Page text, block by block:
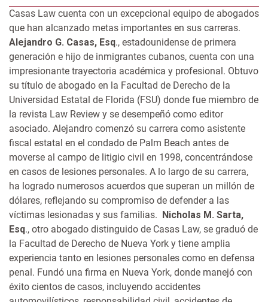
Casas Law cuenta con un excepcional equipo de abogados
que han alcanzado metas importantes en sus carreras.
Alejandro G. Casas, Esq., estadounidense de primera
generación e hijo de inmigrantes cubanos, cuenta con una
impresionante trayectoria académica y profesional. Obtuvo
su título de abogado en la Facultad de Derecho de la
Universidad Estatal de Florida (FSU) donde fue miembro de
la revista Law Review y se desempeñó como editor
asociado. Alejandro comenzó su carrera como asistente
fiscal estatal en el condado de Palm Beach antes de
moverse al campo de litigio civil en 1998, concentrándose
en casos de lesiones personales. A lo largo de su carrera,
ha logrado numerosos acuerdos que superan un millón de
dólares, reflejando su compromiso de defender a las
víctimas lesionadas y sus familias. Nicholas M. Sarta,
Esq., otro abogado distinguido de Casas Law, se graduó de
la Facultad de Derecho de Nueva York y tiene amplia
experiencia tanto en lesiones personales como en defensa
penal. Fundó una firma en Nueva York, donde manejó con
éxito cientos de casos, incluyendo accidentes